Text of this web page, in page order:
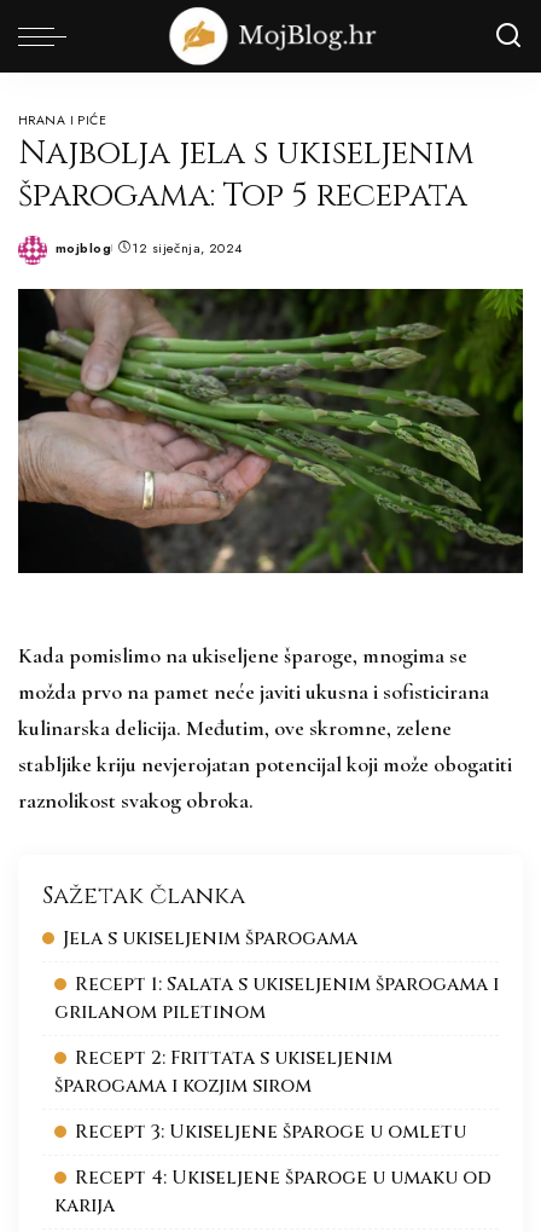
HRANA I PIĆE
Najbolja jela s ukiseljenim
šparogama: Top 5 recepata
Posted
mojblog 12 siječnja, 2024
Kada pomislimo na ukiseljene šparoge, mnogima se
možda prvo na pamet neće javiti ukusna i sofisticirana
kulinarska delicija. Međutim, ove skromne, zelene
stabljike kriju nevjerojatan potencijal koji može obogatiti
raznolikost svakog obroka.
Sažetak članka
Jela s ukiseljenim šparogama
Recept 1: Salata s ukiseljenim šparogama i
grilanom piletinom
Recept 2: Frittata s ukiseljenim
šparogama i kozjim sirom
Recept 3: Ukiseljene šparoge u omletu
Recept 4: Ukiseljene šparoge u umaku od
karija